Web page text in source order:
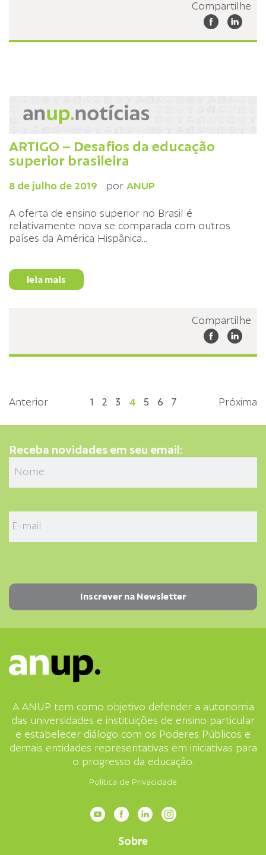
Compartilhe
ARTIGO – Desafios da educação
superior brasileira
8 de julho de 2019 por ANUP
A oferta de ensino superior no Brasil é
relativamente nova se comparada com outros
países da América Hispânica...
leia mais
Compartilhe
Anterior 1 2 3 4 5 6 7 Próxima
Receba novidades em seu email:
A ANUP tem como objetivo defender a autonomia
das universidades e instituições de ensino particular
e estabelecer diálogo com os Poderes Públicos e
demais entidades representativas em iniciativas para
o progresso da educação.
Política de Privacidade
Sobre